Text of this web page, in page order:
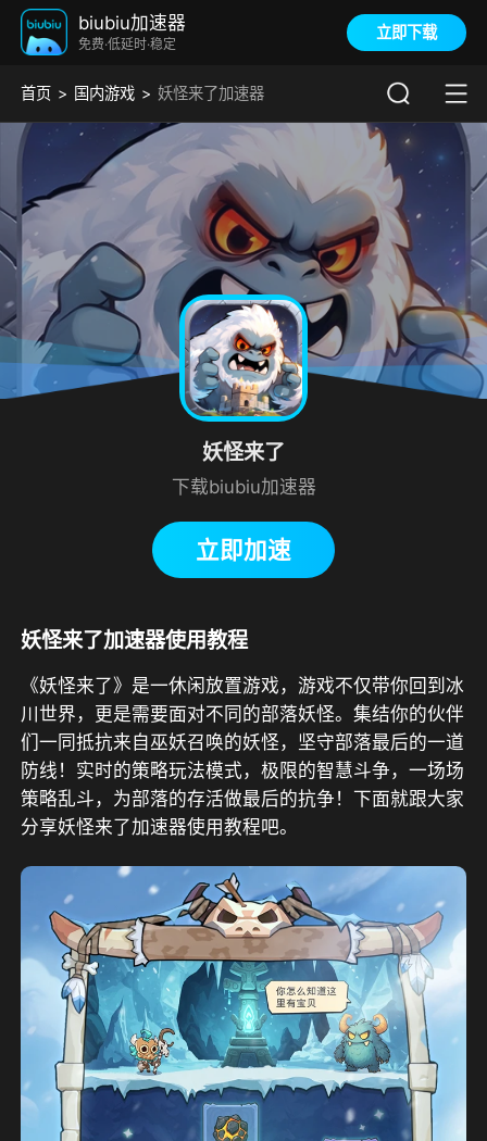
biubiu加速器
免费·低延时·稳定
立即下载
首页 国内游戏 妖怪来了加速器
妖怪来了
下载biubiu加速器
立即加速
妖怪来了加速器使用教程
《妖怪来了》是一休闲放置游戏，游戏不仅带你回到冰
川世界，更是需要面对不同的部落妖怪。集结你的伙伴
们一同抵抗来自巫妖召唤的妖怪，坚守部落最后的一道
防线！实时的策略玩法模式，极限的智慧斗争，一场场
策略乱斗，为部落的存活做最后的抗争！下面就跟大家
分享妖怪来了加速器使用教程吧。